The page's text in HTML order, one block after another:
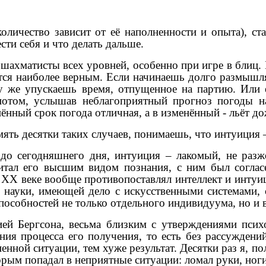
зависит от её наполненности и опыта),
себя и что делать дальше.
всех уровней, особенно при игре в
наиболее верным. Если начинаешь долго
упускаешь время, отпущенное на партию. Или
услышав неблагоприятный прогноз погоды
срок погода отличная, а в изменённый - льёт
десятки таких случаев, понимаешь, что интуиция
сегодняшнего дня, интуиция – лакомый, не
его высшим видом познания, с ним был
веке вообще противопоставлял интеллект и
имеющей дело с искусственными
не только отдельного индивидуума, но и
Бергсона, весьма близким с утверждениями
процесса его получения, то есть без
ситуации, тем хуже результат. Десятки раз я,
попадал в неприятные ситуации: ломал руки,